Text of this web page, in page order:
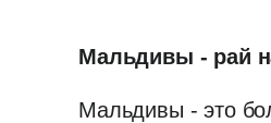
Мальдивы - рай
Мальдивы - это